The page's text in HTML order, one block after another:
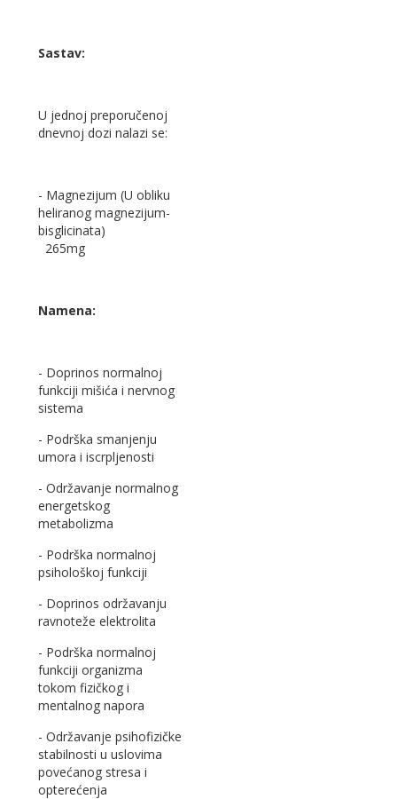
Sastav:
U jednoj preporučenoj
dnevnoj dozi nalazi se:
- Magnezijum (U obliku
heliranog magnezijum-
bisglicinata)
265mg
Namena:
- Doprinos normalnoj
funkciji mišića i nervnog
sistema
- Podrška smanjenju
umora i iscrpljenosti
- Održavanje normalnog
energetskog
metabolizma
- Podrška normalnoj
psihološkoj funkciji
- Doprinos održavanju
ravnoteže elektrolita
- Podrška normalnoj
funkciji organizma
tokom fizičkog i
mentalnog napora
- Održavanje psihofizičke
stabilnosti u uslovima
povećanog stresa i
opterećenja